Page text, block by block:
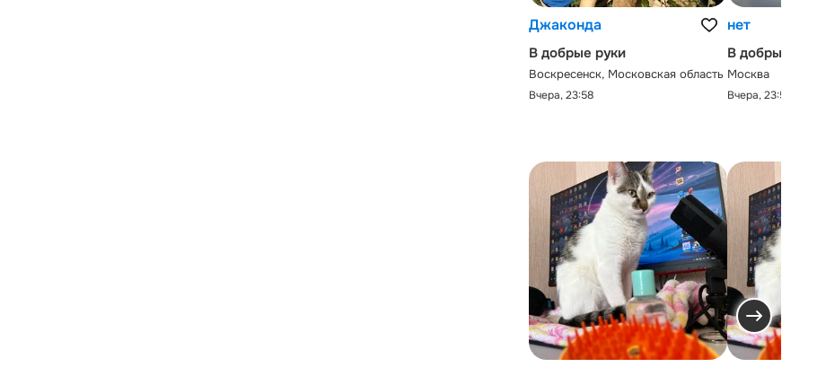
Джаконда
В добрые руки
Воскресенск, Московская область
Вчера, 23:58
нет
В добрые руки
Москва
Вчера, 23:58